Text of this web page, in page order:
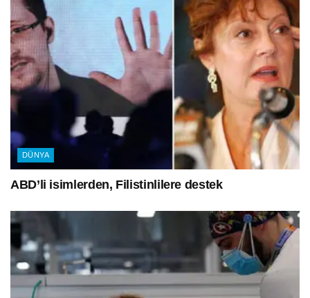
DÜNYA
ABD’li isimlerden, Filistinlilere destek